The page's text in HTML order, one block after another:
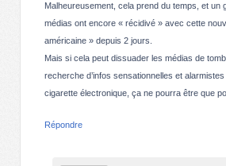
Malheureusement, cela prend du temps, et un
médias ont encore « récidivé » avec cette
américaine » depuis 2 jours.
Mais si cela peut dissuader les médias de
recherche d’infos sensationnelles et
cigarette électronique, ça ne pourra être que
Répondre